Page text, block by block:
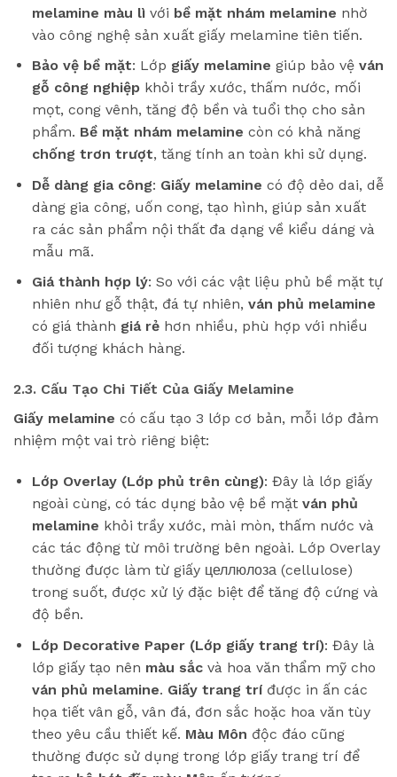
melamine màu lìvới bề mặt nhám melamine nhờ
vào công nghệ sản xuất giấy melamine tiên tiến.
Bảo vệ bề mặt: Lớp giấy melamine giúp bảo vệ ván
gỗ công nghiệpkhỏi trầy xước, thấm nước, mối
mọt, cong vênh, tăng độ bền và tuổi thọ cho sản
phẩm. Bề mặt nhám melamine còn có khả năng
chống trơn trượt, tăng tính an toàn khi sử dụng.
Dễ dàng gia công: Giấy melamine có độ dẻo dai, dễ
dàng gia công, uốn cong, tạo hình, giúp sản xuất
ra các sản phẩm nội thất đa dạng về kiểu dáng và
mẫu mã.
Giá thành hợp lý: So với các vật liệu phủ bề mặt tự
nhiên như gỗ thật, đá tự nhiên, ván phủ melamine
có giá thành giá rẻhơn nhiều, phù hợp với nhiều
đối tượng khách hàng.
2.3. Cấu Tạo Chi Tiết Của Giấy Melamine
Giấy melamine có cấu tạo 3 lớp cơ bản, mỗi lớp đảm
nhiệm một vai trò riêng biệt:
Lớp Overlay (Lớp phủ trên cùng): Đây là lớp giấy
ngoài cùng, có tác dụng bảo vệ bề mặt ván phủ
melamine khỏi trầy xước, mài mòn, thấm nước và
các tác động từ môi trường bên ngoài. Lớp Overlay
thường được làm từ giấy целлюлоза (cellulose)
trong suốt, được xử lý đặc biệt để tăng độ cứng và
độ bền.
Lớp Decorative Paper (Lớp giấy trang trí): Đây là
lớp giấy tạo nên màu sắcvà hoa văn thẩm mỹ cho
ván phủ melamine. Giấy trang tríđược in ấn các
họa tiết vân gỗ, vân đá, đơn sắc hoặc hoa văn tùy
theo yêu cầu thiết kế. Màu Môn độc đáo cũng
thường được sử dụng trong lớp giấy trang trí để